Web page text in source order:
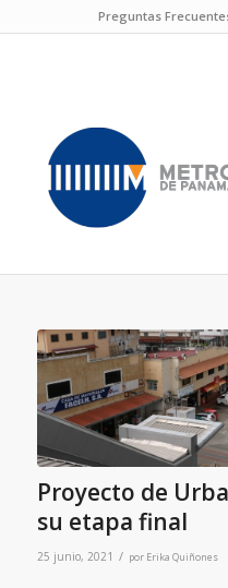
Preguntas
Proyecto de
su etapa final
25 junio, 2021 / por Erika Quiñones